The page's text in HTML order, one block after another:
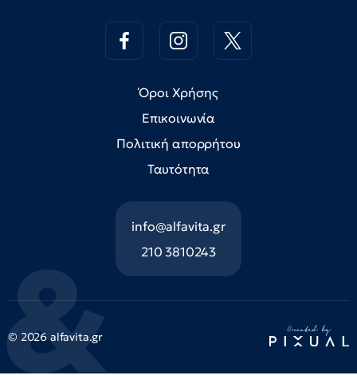
Όροι Χρήσης
Επικοινωνία
Πολιτική απορρήτου
Ταυτότητα
info@alfavita.gr
210 3810243
© 2026 alfavita.gr